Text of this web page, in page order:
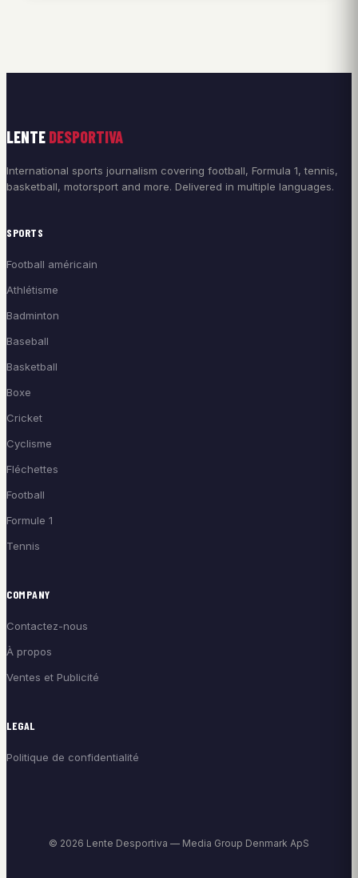
LENTE DESPORTIVA
International sports journalism covering football, Formula 1, tennis,
basketball, motorsport and more. Delivered in multiple languages.
SPORTS
Football américain
Athlétisme
Badminton
Baseball
Basketball
Boxe
Cricket
Cyclisme
Fléchettes
Football
Formule 1
Tennis
COMPANY
Contactez-nous
À propos
Ventes et Publicité
LEGAL
Politique de confidentialité
© 2026 Lente Desportiva — Media Group Denmark ApS